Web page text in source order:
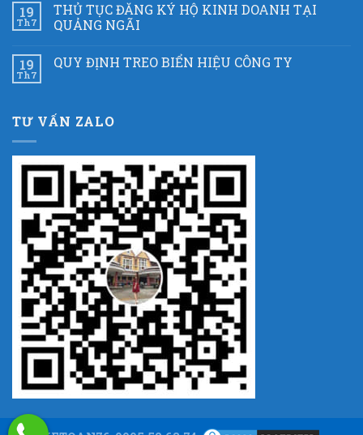
19
Th7
THỦ TỤC ĐĂNG KÝ HỘ KINH DOANH TẠI
QUẢNG NGÃI
19
Th7
QUY ĐỊNH TREO BIỂN HIỆU CÔNG TY
TƯ VẤN ZALO